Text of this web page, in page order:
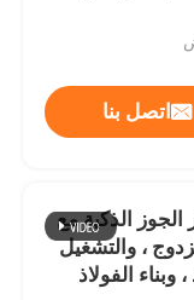
الصادرات على
اتصل بنا
الجوز الذكية مع
، والتشغيل
وبناء الفولاذ